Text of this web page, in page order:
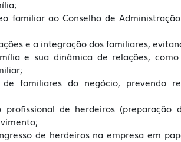
familiar ao Conselho de
e a integração dos familiares,
e sua dinâmica de relações,
familiares do negócio, prevendo
de herdeiros (preparação
de herdeiros na empresa em